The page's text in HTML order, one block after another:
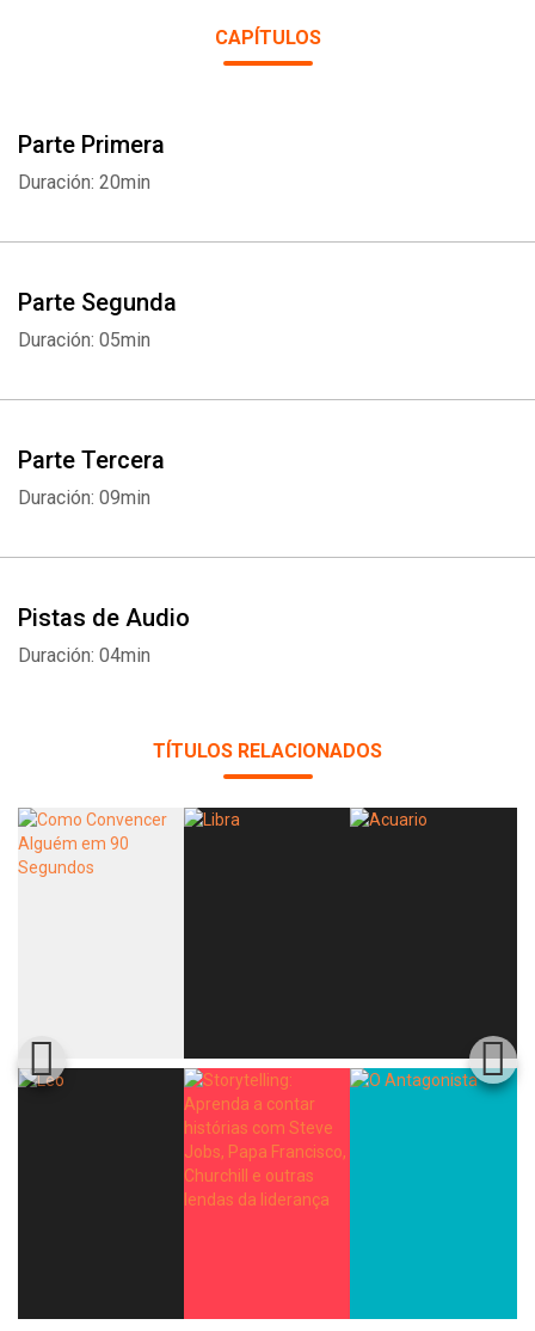
características fundamentales, invitándolo a reconocerlas y
meditaciones se recomiendan para todas las personas cuando el
sol transcurre por Escorpión. La música fue compuesta
CAPÍTULOS
Parte Primera
Duración: 20min
Parte Segunda
Duración: 05min
Parte Tercera
Duración: 09min
Pistas de Audio
Duración: 04min
TÍTULOS RELACIONADOS